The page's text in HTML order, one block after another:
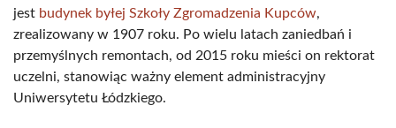
jest budynek byłej Szkoły Zgromadzenia Kupców,
zrealizowany w 1907 roku. Po wielu latach zaniedbań i
przemyślnych remontach, od 2015 roku mieści on rektorat
uczelni, stanowiąc ważny element administracyjny
Uniwersytetu Łódzkiego.